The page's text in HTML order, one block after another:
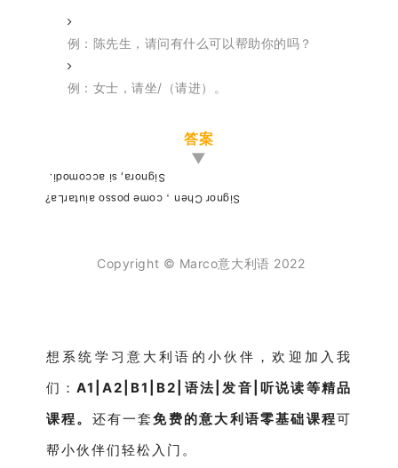
例：陈先生，请问有什么可以帮助你的吗？
例：女士，请坐/（请进）。
答案
▼
Signor Chen，come posso aiutarLa?
Signora, si accomodi.
Copyright © Marco意大利语 2022
想系统学习意大利语的小伙伴，欢迎加入我
们：A1|A2|B1|B2|语法|发音|听说读等精品
课程。 还有一套免费的意大利语零基础课程可
帮小伙伴们轻松入门。